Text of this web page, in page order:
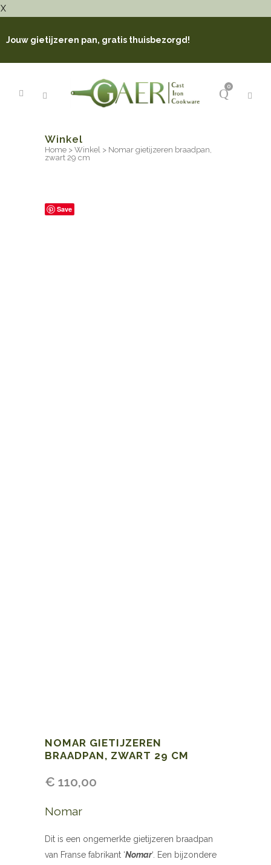
X
Jouw gietijzeren pan, gratis thuisbezorgd!
0
Winkel
Home > Winkel > Nomar gietijzeren braadpan,
zwart 29 cm
Save
NOMAR GIETIJZEREN
BRAADPAN, ZWART 29 CM
€ 110,00
Nomar
Dit is een ongemerkte gietijzeren braadpan
van Franse fabrikant ‘Nomar‘. Een bijzondere